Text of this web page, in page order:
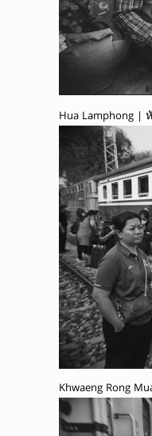
Hua Lamphong |
Khwaeng Rong